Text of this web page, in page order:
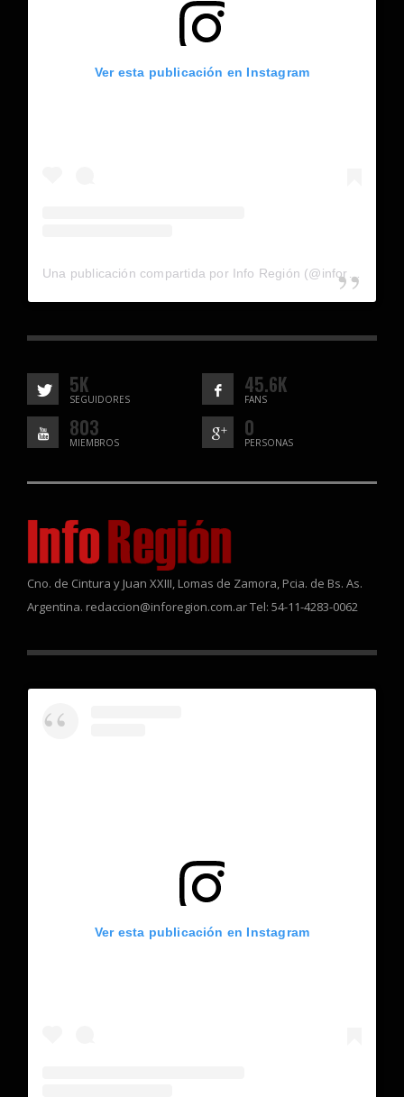
Ver esta publicación en Instagram
Una publicación compartida por Info Región (@inforegion_redes)
5K
SEGUIDORES
45.6K
FANS
803
MIEMBROS
0
PERSONAS
Cno. de Cintura y Juan XXIII, Lomas de Zamora, Pcia. de Bs. As.
Argentina. redaccion@inforegion.com.ar Tel: 54-11-4283-0062
Ver esta publicación en Instagram